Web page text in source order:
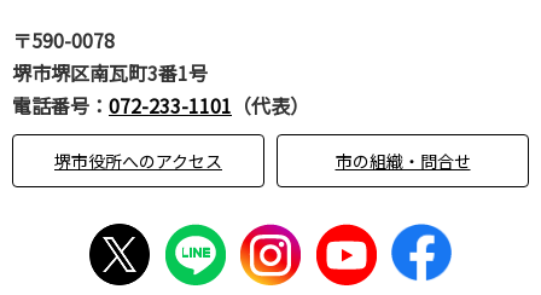
〒590-0078
堺市堺区南瓦町3番1号
電話番号： 072-233-1101 （代表）
堺市役所へのアクセス 市の組織・問合せ